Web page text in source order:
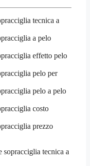
tecnica a
a pelo
effetto pelo
pelo per
pelo a pelo
costo
prezzo
sopracciglia tecnica a